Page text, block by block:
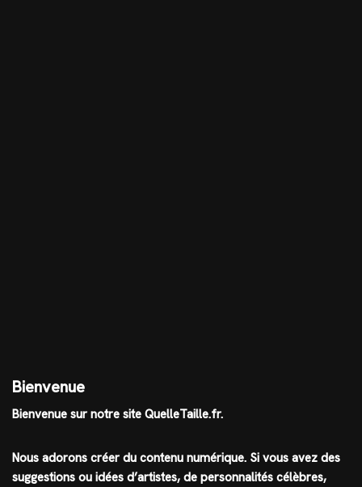
Bienvenue
Bienvenue sur notre site QuelleTaille.fr.
Nous adorons créer du contenu numérique. Si vous avez des
suggestions ou idées d’artistes, de personnalités célèbres,